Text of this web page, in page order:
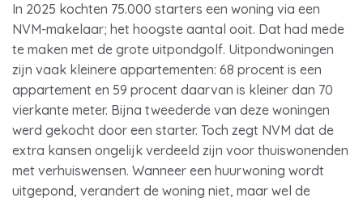
In 2025 kochten 75.000 starters een woning via een
NVM-makelaar; het hoogste aantal ooit. Dat had mede
te maken met de grote uitpondgolf. Uitpondwoningen
zijn vaak kleinere appartementen: 68 procent is een
appartement en 59 procent daarvan is kleiner dan 70
vierkante meter. Bijna tweederde van deze woningen
werd gekocht door een starter. Toch zegt NVM dat de
extra kansen ongelijk verdeeld zijn voor thuiswonenden
met verhuiswensen. Wanneer een huurwoning wordt
uitgepond, verandert de woning niet, maar wel de